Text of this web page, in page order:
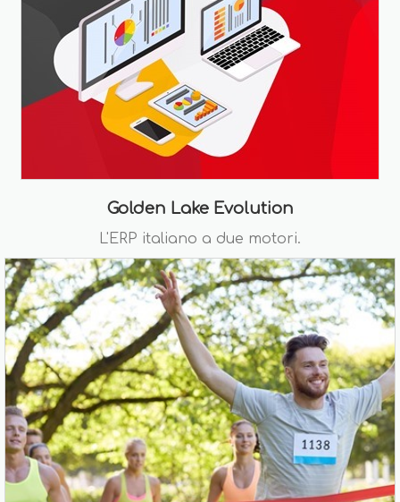
Golden Lake Evolution
L'ERP italiano a due motori.